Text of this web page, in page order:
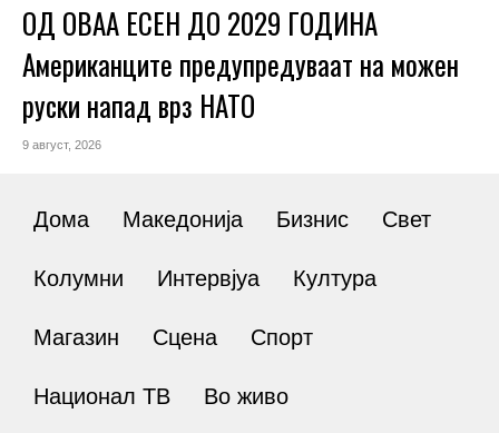
ОД ОВАА ЕСЕН ДО 2029 ГОДИНА
Американците предупредуваат на можен
руски напад врз НАТО
9 август, 2026
Дома Македонија Бизнис Свет
Колумни Интервјуа Култура
Магазин Сцена Спорт
Национал ТВ Во живо